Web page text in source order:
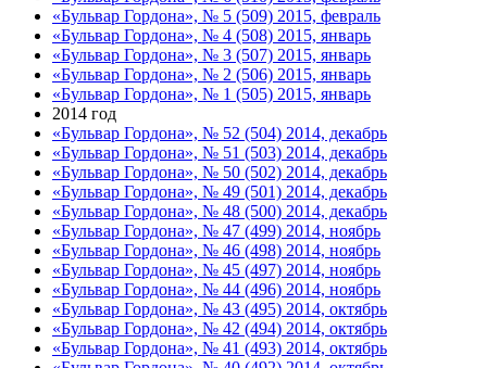
«Бульвар Гордона», № 5 (509) 2015, февраль
«Бульвар Гордона», № 4 (508) 2015, январь
«Бульвар Гордона», № 3 (507) 2015, январь
«Бульвар Гордона», № 2 (506) 2015, январь
«Бульвар Гордона», № 1 (505) 2015, январь
2014 год
«Бульвар Гордона», № 52 (504) 2014, декабрь
«Бульвар Гордона», № 51 (503) 2014, декабрь
«Бульвар Гордона», № 50 (502) 2014, декабрь
«Бульвар Гордона», № 49 (501) 2014, декабрь
«Бульвар Гордона», № 48 (500) 2014, декабрь
«Бульвар Гордона», № 47 (499) 2014, ноябрь
«Бульвар Гордона», № 46 (498) 2014, ноябрь
«Бульвар Гордона», № 45 (497) 2014, ноябрь
«Бульвар Гордона», № 44 (496) 2014, ноябрь
«Бульвар Гордона», № 43 (495) 2014, октябрь
«Бульвар Гордона», № 42 (494) 2014, октябрь
«Бульвар Гордона», № 41 (493) 2014, октябрь